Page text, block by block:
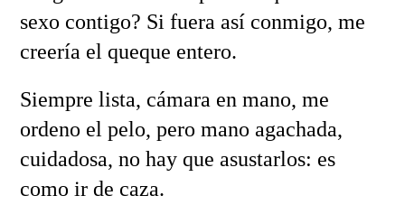
sexo contigo? Si fuera así conmigo, me
creería el queque entero.
Siempre lista, cámara en mano, me
ordeno el pelo, pero mano agachada,
cuidadosa, no hay que asustarlos: es
como ir de caza.